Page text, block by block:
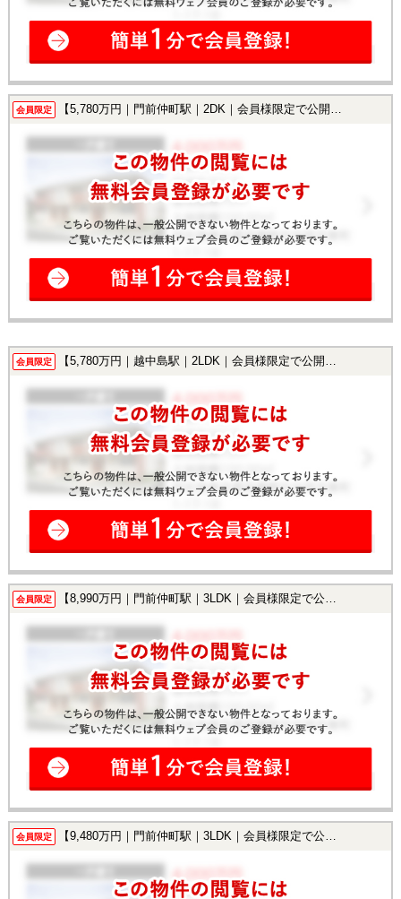
会員限定 【5,780万円｜門前仲町駅｜2DK｜会員様限定で公開中！】
会員限定 【5,780万円｜越中島駅｜2LDK｜会員様限定で公開中！】
会員限定 【8,990万円｜門前仲町駅｜3LDK｜会員様限定で公開中！】
会員限定 【9,480万円｜門前仲町駅｜3LDK｜会員様限定で公開中！】